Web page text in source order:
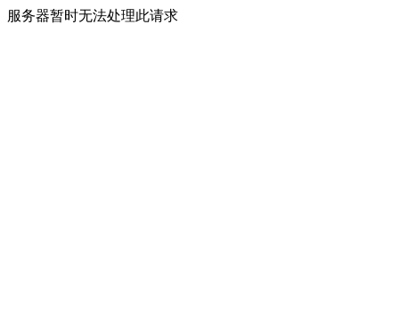
服务器暂时无法处理此请求